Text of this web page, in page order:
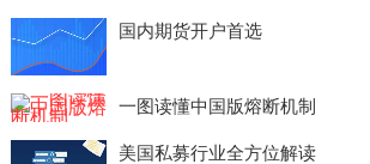
国内期货开户首选
一图读懂中国版熔断机制
美国私募行业全方位解读